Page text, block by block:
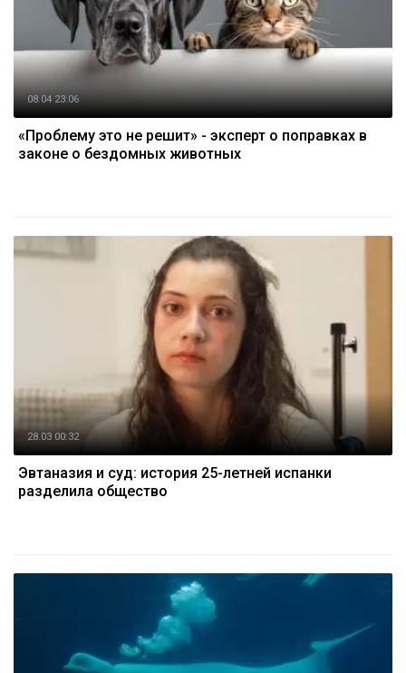
08.04 23:06
«Проблему это не решит» - эксперт о поправках в
законе о бездомных животных
28.03 00:32
Эвтаназия и суд: история 25-летней испанки
разделила общество